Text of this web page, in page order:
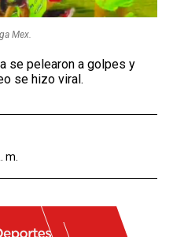
Mex.
se pelearon a golpes y
se hizo viral.
m.